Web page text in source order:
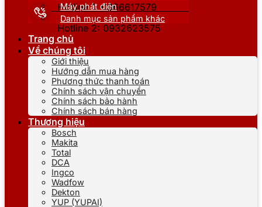
Hotline 1: 0866617579
Hotline 2: 0932623575
Máy phát điện
Danh mục sản phẩm khác
Trang chủ
Về chúng tôi
Giới thiệu
Hướng dẫn mua hàng
Phương thức thanh toán
Chính sách vận chuyển
Chính sách bảo hành
Chính sách bán hàng
Thương hiệu
Bosch
Makita
Total
DCA
Ingco
Wadfow
Dekton
YUP (YUPAI)